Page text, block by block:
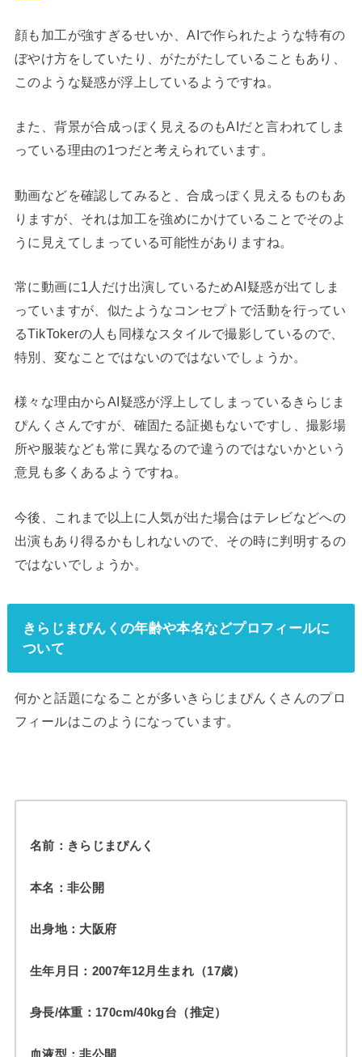
顔も加工が強すぎるせいか、AIで作られたような特有の
ぼやけ方をしていたり、がたがたしていることもあり、
このような疑惑が浮上しているようですね。
また、背景が合成っぽく見えるのもAIだと言われてしま
っている理由の1つだと考えられています。
動画などを確認してみると、合成っぽく見えるものもあ
りますが、それは加工を強めにかけていることでそのよ
うに見えてしまっている可能性がありますね。
常に動画に1人だけ出演しているためAI疑惑が出てしま
っていますが、似たようなコンセプトで活動を行ってい
るTikTokerの人も同様なスタイルで撮影しているので、
特別、変なことではないのではないでしょうか。
様々な理由からAI疑惑が浮上してしまっているきらじま
ぴんくさんですが、確固たる証拠もないですし、撮影場
所や服装なども常に異なるので違うのではないかという
意見も多くあるようですね。
今後、これまで以上に人気が出た場合はテレビなどへの
出演もあり得るかもしれないので、その時に判明するの
ではないでしょうか。
きらじまぴんくの年齢や本名などプロフィールに
ついて
何かと話題になることが多いきらじまぴんくさんのプロ
フィールはこのようになっています。
名前：きらじまぴんく
本名：非公開
出身地：大阪府
生年月日：2007年12月生まれ（17歳）
身長/体重：170cm/40kg台（推定）
血液型：非公開